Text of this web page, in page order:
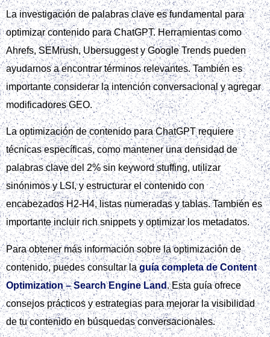
La investigación de palabras clave es fundamental para
optimizar contenido para ChatGPT. Herramientas como
Ahrefs, SEMrush, Ubersuggest y Google Trends pueden
ayudarnos a encontrar términos relevantes. También es
importante considerar la intención conversacional y agregar
modificadores GEO.
La optimización de contenido para ChatGPT requiere
técnicas específicas, como mantener una densidad de
palabras clave del 2% sin keyword stuffing, utilizar
sinónimos y LSI, y estructurar el contenido con
encabezados H2-H4, listas numeradas y tablas. También es
importante incluir rich snippets y optimizar los metadatos.
Para obtener más información sobre la optimización de
contenido, puedes consultar laguía completa de Content
Optimization – Search Engine Land. Esta guía ofrece
consejos prácticos y estrategias para mejorar la visibilidad
de tu contenido en búsquedas conversacionales.